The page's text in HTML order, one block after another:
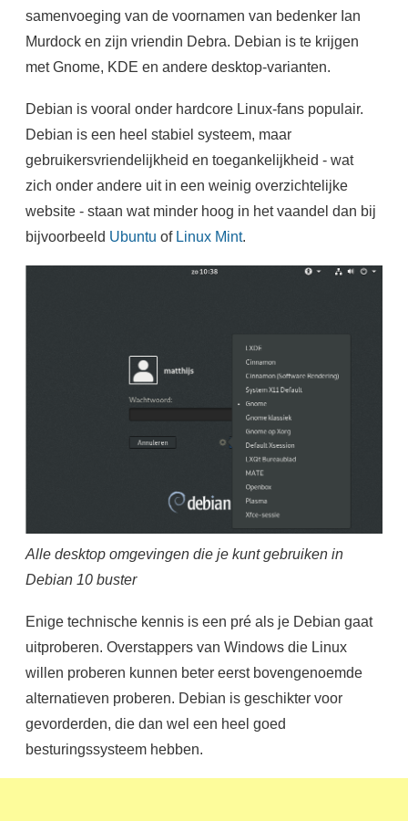
samenvoeging van de voornamen van bedenker Ian
Murdock en zijn vriendin Debra. Debian is te krijgen
met Gnome, KDE en andere desktop-varianten.
Debian is vooral onder hardcore Linux-fans populair.
Debian is een heel stabiel systeem, maar
gebruikersvriendelijkheid en toegankelijkheid - wat
zich onder andere uit in een weinig overzichtelijke
website - staan wat minder hoog in het vaandel dan bij
bijvoorbeeld Ubuntu of Linux Mint.
Alle desktop omgevingen die je kunt gebruiken in
Debian 10 buster
Enige technische kennis is een pré als je Debian gaat
uitproberen. Overstappers van Windows die Linux
willen proberen kunnen beter eerst bovengenoemde
alternatieven proberen. Debian is geschikter voor
gevorderden, die dan wel een heel goed
besturingssysteem hebben.